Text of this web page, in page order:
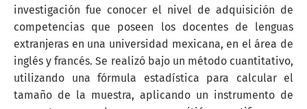
investigación fue conocer el nivel de adquisición de
competencias que poseen los docentes de lenguas
extranjeras en una universidad mexicana, en el área de
inglés y francés. Se realizó bajo un método cuantitativo,
utilizando una fórmula estadística para calcular el
tamaño de la muestra, aplicando un instrumento de